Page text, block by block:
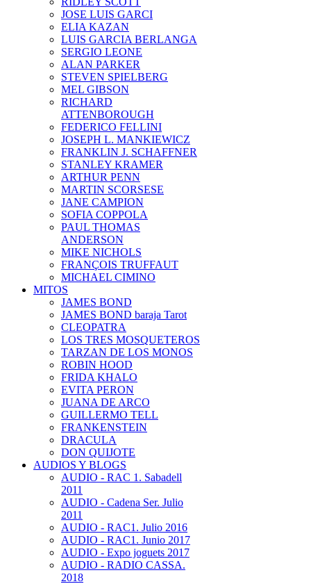
JOSE LUIS GARCI
ELIA KAZAN
LUIS GARCIA BERLANGA
SERGIO LEONE
ALAN PARKER
STEVEN SPIELBERG
MEL GIBSON
RICHARD
ATTENBOROUGH
FEDERICO FELLINI
JOSEPH L. MANKIEWICZ
FRANKLIN J. SCHAFFNER
STANLEY KRAMER
ARTHUR PENN
MARTIN SCORSESE
JANE CAMPION
SOFIA COPPOLA
PAUL THOMAS
ANDERSON
MIKE NICHOLS
FRANÇOIS TRUFFAUT
MICHAEL CIMINO
MITOS
JAMES BOND
JAMES BOND baraja Tarot
CLEOPATRA
LOS TRES MOSQUETEROS
TARZAN DE LOS MONOS
ROBIN HOOD
FRIDA KHALO
EVITA PERON
JUANA DE ARCO
GUILLERMO TELL
FRANKENSTEIN
DRACULA
DON QUIJOTE
AUDIOS Y BLOGS
AUDIO - RAC 1. Sabadell
2011
AUDIO - Cadena Ser. Julio
2011
AUDIO - RAC1. Julio 2016
AUDIO - RAC1. Junio 2017
AUDIO - Expo joguets 2017
AUDIO - RADIO CASSA.
2018